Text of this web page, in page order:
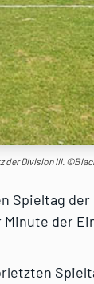
der Division III.
Spieltag der
der